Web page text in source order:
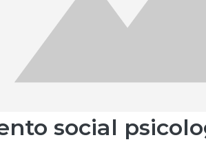
social